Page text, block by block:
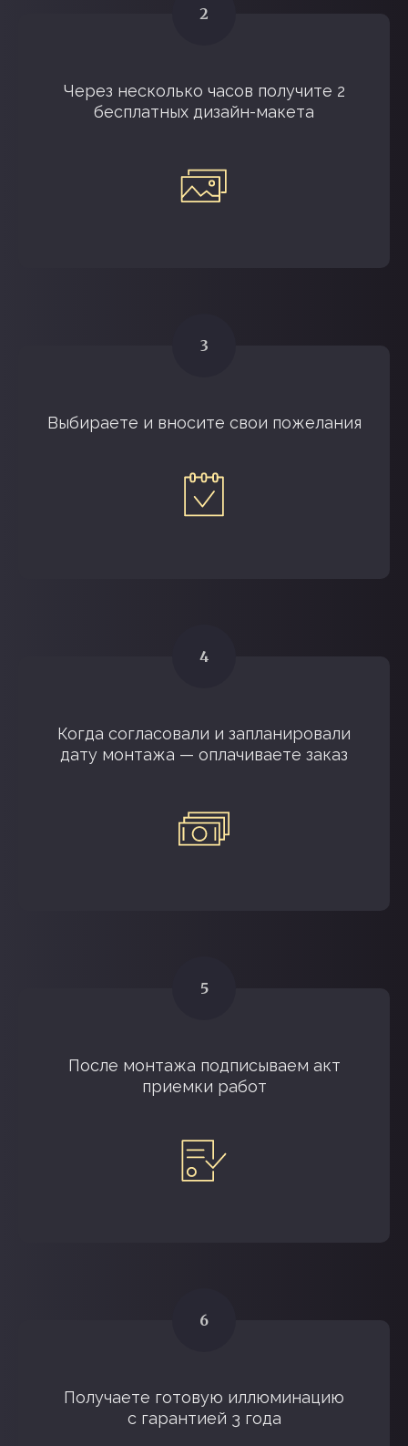
Через несколько часов получите 2
бесплатных дизайн-макета
Выбираете и вносите свои пожелания
Когда согласовали и запланировали
дату монтажа — оплачиваете заказ
После монтажа подписываем акт
приемки работ
Получаете готовую иллюминацию
с гарантией 3 года